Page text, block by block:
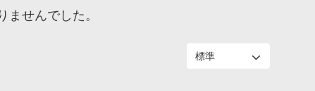
せんでした。